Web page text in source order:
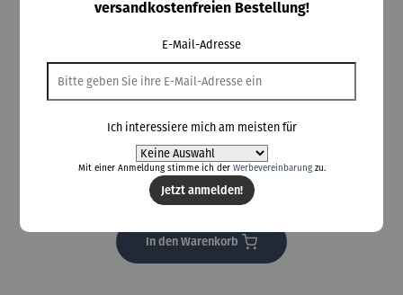
ars mundi
210,00 €
Preise inkl. MwSt. zzgl. Versandkosten
Lieferzeit: 2-3 Tage
In den Warenkorb
versandkostenfreien Bestellung!
E-Mail-Adresse
Ich interessiere mich am meisten für
Mit einer Anmeldung stimme ich der Werbevereinbarungzu.
Jetzt anmelden!